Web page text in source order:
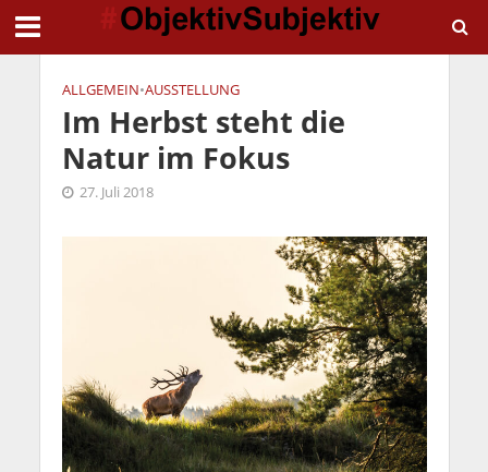
ALLGEMEIN•AUSSTELLUNG
Im Herbst steht die
Natur im Fokus
27. Juli 2018